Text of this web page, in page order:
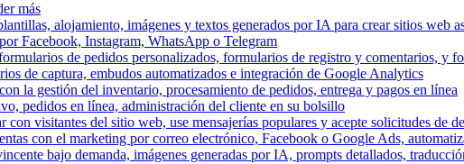
más
alojamiento, imágenes y textos generados por IA para crear sitios web
Facebook, Instagram, WhatsApp o Telegram
de pedidos personalizados, formularios de registro y comentarios, y
de captura, embudos automatizados e integración de Google Analytics
la gestión del inventario, procesamiento de pedidos, entrega y pagos en línea
pedidos en línea, administración del cliente en su bolsillo
con visitantes del sitio web, use mensajerías populares y acepte solicitudes de
con el marketing por correo electrónico, Facebook o Google Ads,
bajo demanda, imágenes generadas por IA, prompts detallados,